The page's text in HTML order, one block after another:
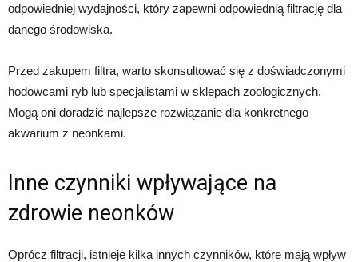
odpowiedniej wydajności, który zapewni odpowiednią filtrację dla
danego środowiska.
Przed zakupem filtra, warto skonsultować się z doświadczonymi
hodowcami ryb lub specjalistami w sklepach zoologicznych.
Mogą oni doradzić najlepsze rozwiązanie dla konkretnego
akwarium z neonkami.
Inne czynniki wpływające na
zdrowie neonków
Oprócz filtracji, istnieje kilka innych czynników, które mają wpływ